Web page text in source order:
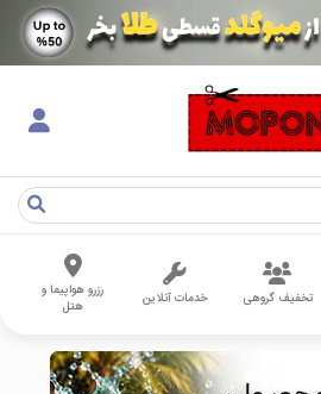
تخفیف گروهی خدمات آنلاین
رزرو هواپیما و
هتل